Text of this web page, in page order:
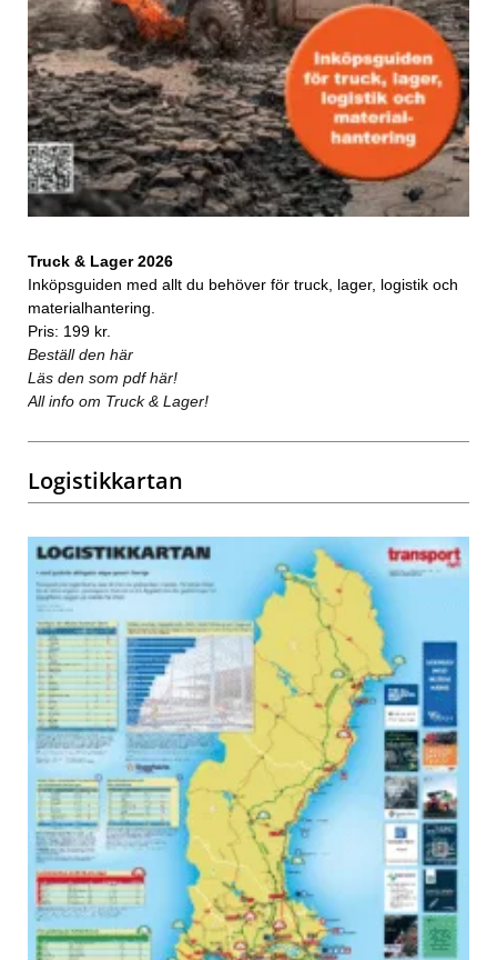
Truck & Lager 2026
Inköpsguiden med allt du behöver för truck, lager, logistik och
materialhantering.
Pris: 199 kr.
Beställ den här
Läs den som pdf här!
All info om Truck & Lager!
Logistikkartan